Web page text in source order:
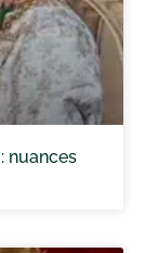
nuances